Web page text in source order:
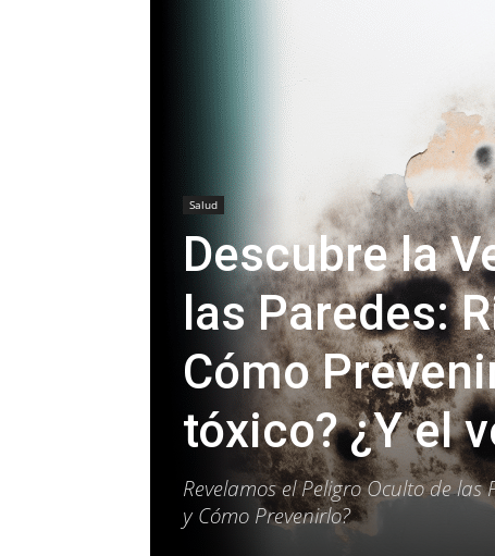
Salud
Descubre la
las Paredes:
Cómo
tóxico? ¿Y el
Revelamos el Peligro Oculto de
y Cómo Prevenirlo?